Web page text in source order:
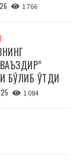
1 766
БЎЛИБ ЎТДИ
1 084